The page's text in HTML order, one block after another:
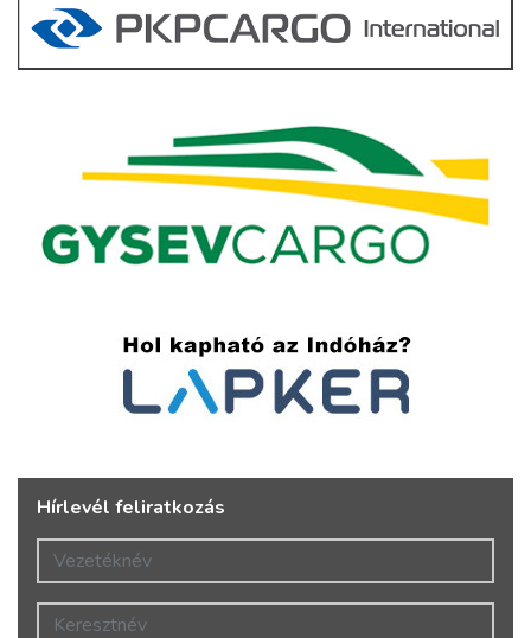
Hírlevél feliratkozás
Vezetéknév
Keresztnév